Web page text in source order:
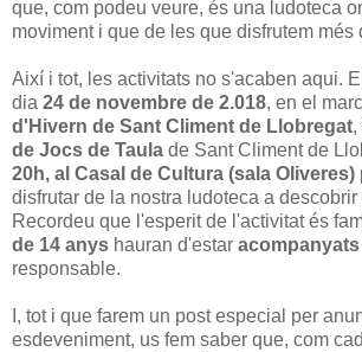
que, com podeu veure, és una ludoteca
moviment i que de les que disfrutem més
Així i tot, les activitats no s'acaben aqui.
dia 24 de novembre de 2.018, en el
d'Hivern de Sant Climent de Llobregat,
de Jocs de Taula de Sant Climent de
20h, al Casal de Cultura (sala Oliveres)
disfrutar de la nostra ludoteca a descobrir
Recordeu que l'esperit de l'activitat és
de 14 anys hauran d'estar acompanyats
responsable.
I, tot i que farem un post especial per
esdeveniment, us fem saber que, com